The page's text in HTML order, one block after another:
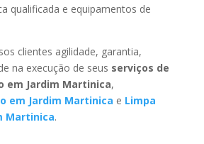
qualificada e equipamentos de
clientes agilidade, garantia,
na execução de seus serviços de
em Jardim Martinica,
em Jardim Martinica e Limpa
Martinica.